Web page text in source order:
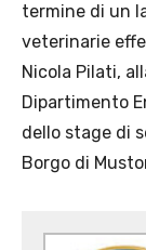
termine di un
veterinarie
Nicola Pilati,
Dipartimento
dello stage di
Borgo di